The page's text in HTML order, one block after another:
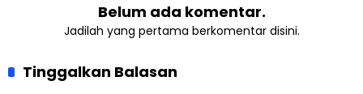
Belum ada komentar.
Jadilah yang pertama berkomentar disini.
Tinggalkan Balasan